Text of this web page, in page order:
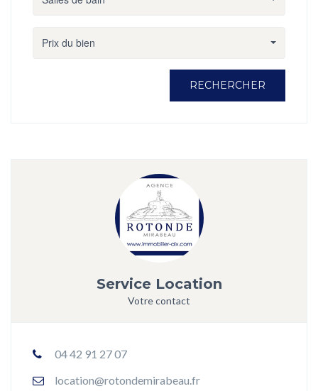
Prix du bien
RECHERCHER
Service Location
Votre contact
04 42 91 27 07
location@rotondemirabeau.fr